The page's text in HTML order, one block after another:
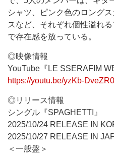
シャツ、ピンク色のロング
スなど、それぞれ個性溢れ
で存在感を放っている。
◎映像情報
YouTube『LE SSERAFIM
https://youtu.be/yzKb-DveZR0
◎リリース情報
シングル『SPAGHETTI』
2025/10/24 RELEASE IN
2025/10/27 RELEASE IN
＜一般盤＞